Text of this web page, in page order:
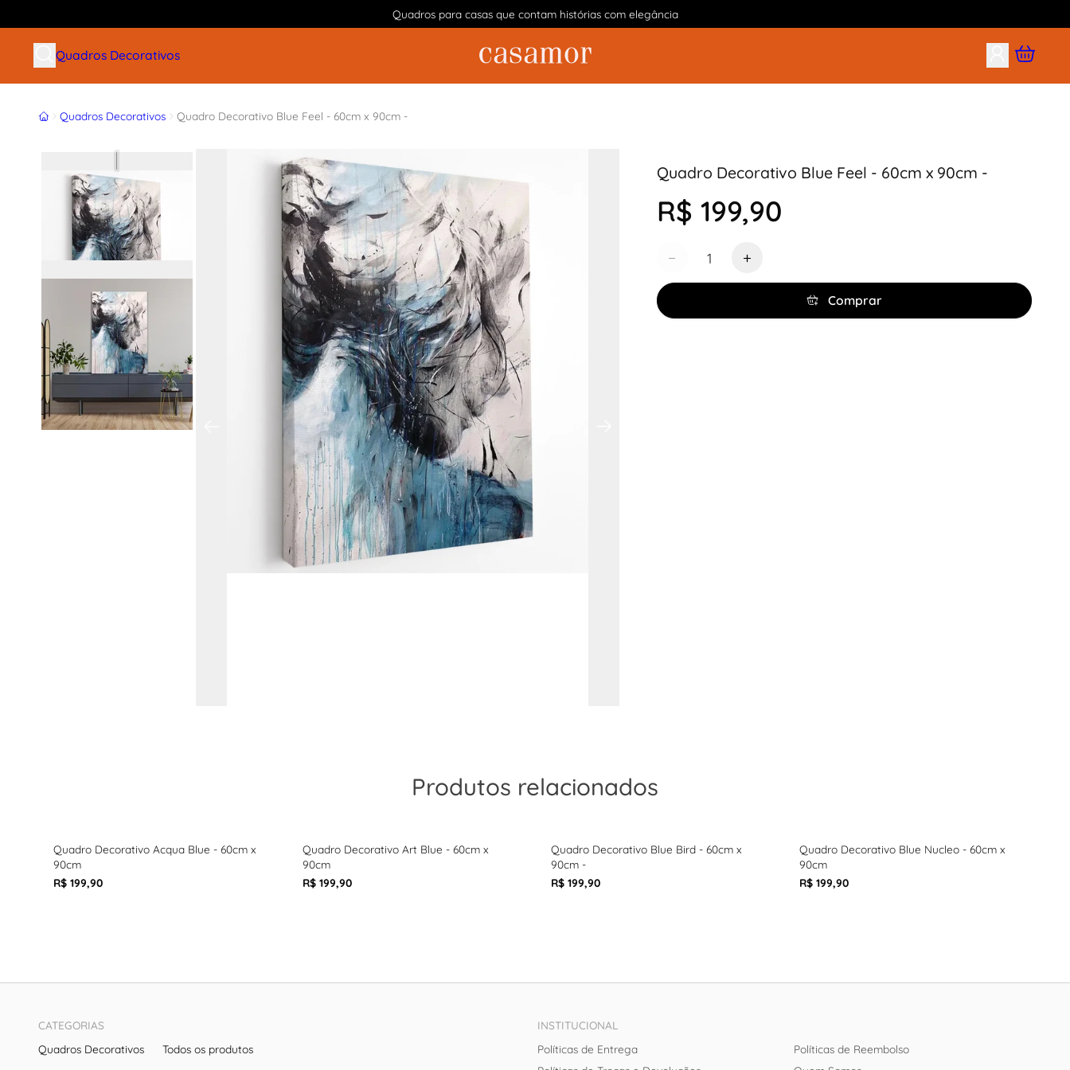
Quadros para casas que contam histórias com elegância
Buscar produtos
Quadros Decorativos
InícioQuadros Decorativos Quadro Decorativo Blue Feel - 60cm x 90cm -
Quadro Decorativo Blue Feel - 60cm x 90cm -
R$ 199,90
− +
Comprar
Produtos relacionados
Quadro Decorativo Acqua Blue - 60cm x
90cm
R$ 199,90
Quadro Decorativo Art Blue - 60cm x
90cm
R$ 199,90
Quadro Decorativo Blue Bird - 60cm x
90cm -
R$ 199,90
Quadro Decorativo Blue Nucleo - 60cm x
90cm
R$ 199,90
CATEGORIAS
Quadros Decorativos
Todos os produtos
INSTITUCIONAL
Políticas de Entrega
Políticas de Reembolso